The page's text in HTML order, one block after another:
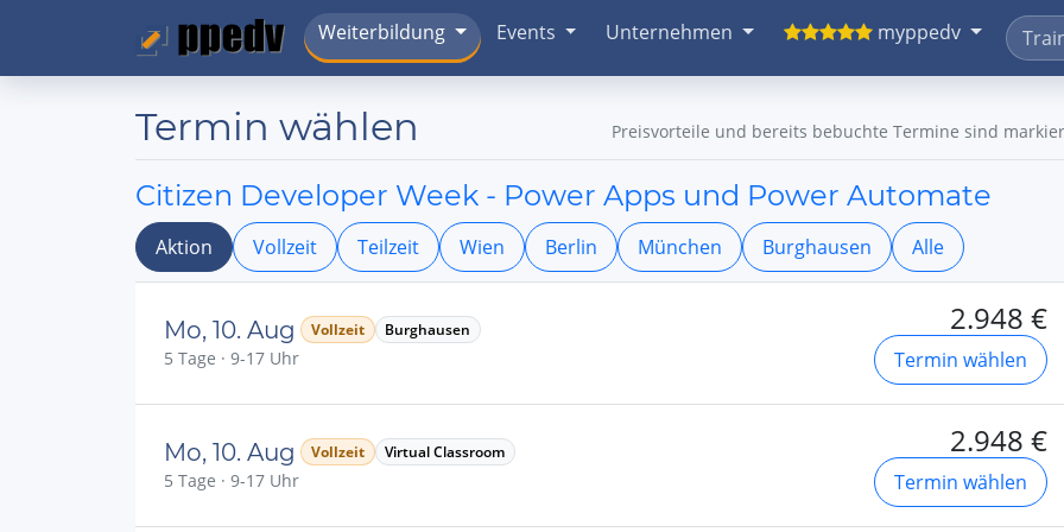
Weiterbildung Events Unternehmen myppedv
Termin wählen Preisvorteile und bereits bebuchte Termine sind
Citizen Developer Week - Power Apps und Power Automate
Aktion Vollzeit Teilzeit Wien Berlin München Burghausen Alle
Mo, 10. Aug Vollzeit Burghausen
5 Tage · 9-17 Uhr
2.948 €
Termin wählen
Mo, 10. Aug Vollzeit Virtual Classroom
5 Tage · 9-17 Uhr
2.948 €
Termin wählen